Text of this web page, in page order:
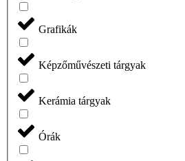
Grafikák
Képzőművészeti tárgyak
Kerámia tárgyak
Órák